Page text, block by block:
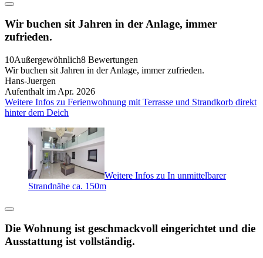
Wir buchen sit Jahren in der Anlage, immer
zufrieden.
10Außergewöhnlich8 Bewertungen
Wir buchen sit Jahren in der Anlage, immer zufrieden.
Hans-Juergen
Aufenthalt im Apr. 2026
Weitere Infos zu Ferienwohnung mit Terrasse und Strandkorb direkt
hinter dem Deich
Weitere Infos zu In unmittelbarer
Strandnähe ca. 150m
Die Wohnung ist geschmackvoll eingerichtet und die
Ausstattung ist vollständig.